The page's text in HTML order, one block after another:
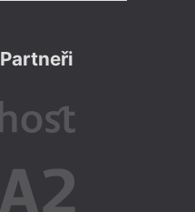
Partneři